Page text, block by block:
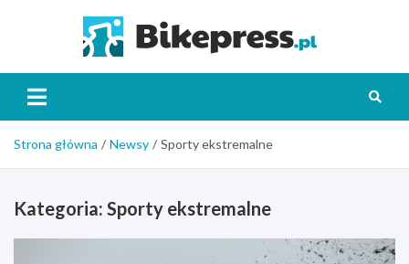
Strona główna Newsy Sporty ekstremalne
Kategoria: Sporty ekstremalne